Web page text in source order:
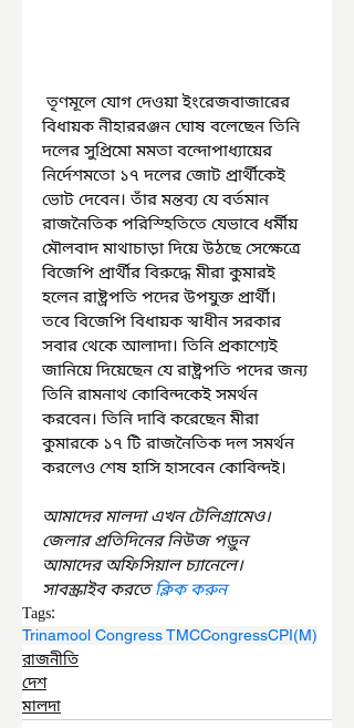
তৃণমূলে যোগ দেওয়া ইংরেজবাজারের
বিধায়ক নীহাররঞ্জন ঘোষ বলেছেন তিনি
দলের সুপ্রিমো মমতা বন্দোপাধ্যায়ের
নির্দেশমতো ১৭ দলের জোট প্রার্থীকেই
ভোট দেবেন। তাঁর মন্তব্য যে বর্তমান
রাজনৈতিক পরিস্হিতিতে যেভাবে ধর্মীয়
মৌলবাদ মাথাচাড়া দিয়ে উঠছে সেক্ষেত্রে
বিজেপি প্রার্থীর বিরুদ্ধে মীরা কুমারই
হলেন রাষ্ট্রপতি পদের উপযুক্ত প্রার্থী।
তবে বিজেপি বিধায়ক স্বাধীন সরকার
সবার থেকে আলাদা। তিনি প্রকাশ্যেই
জানিয়ে দিয়েছেন যে রাষ্ট্রপতি পদের জন্য
তিনি রামনাথ কোবিন্দকেই সমর্থন
করবেন। তিনি দাবি করেছেন মীরা
কুমারকে ১৭ টি রাজনৈতিক দল সমর্থন
করলেও শেষ হাসি হাসবেন কোবিন্দই।
আমাদের মালদা এখন টেলিগ্রামেও।
জেলার প্রতিদিনের নিউজ পড়ুন
আমাদের অফিসিয়াল চ্যানেলে।
সাবস্ক্রাইব করতে ক্লিক করুন
Tags:
Trinamool Congress TMCCongressCPI(M)
রাজনীতি
দেশ
মালদা